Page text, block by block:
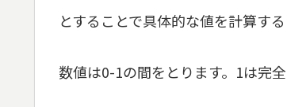
とすることで具体的な値を計算する
数値は0-1の間をとります。1は完